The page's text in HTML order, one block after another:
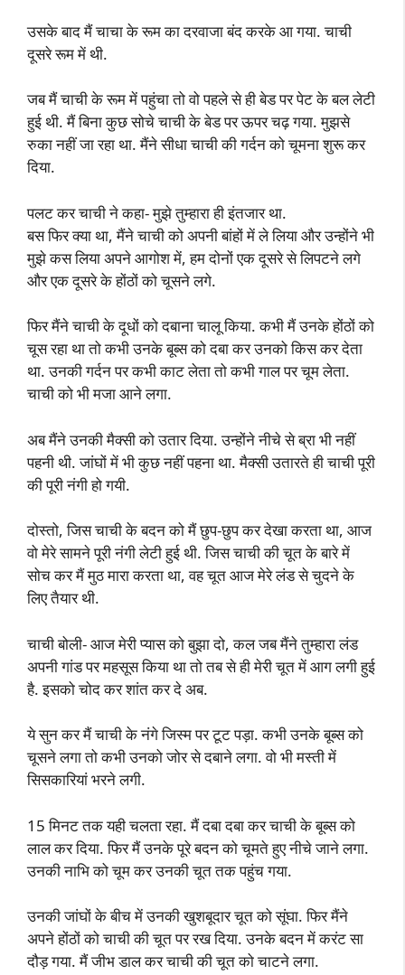
उसके बाद मैं चाचा के रूम का दरवाजा बंद करके आ गया. चाची
दूसरे रूम में थी.
जब मैं चाची के रूम में पहुंचा तो वो पहले से ही बेड पर पेट के बल लेटी
हुई थी. मैं बिना कुछ सोचे चाची के बेड पर ऊपर चढ़ गया. मुझसे
रुका नहीं जा रहा था. मैंने सीधा चाची की गर्दन को चूमना शुरू कर
दिया.
पलट कर चाची ने कहा- मुझे तुम्हारा ही इंतजार था.
बस फिर क्या था, मैंने चाची को अपनी बांहों में ले लिया और उन्होंने भी
मुझे कस लिया अपने आगोश में, हम दोनों एक दूसरे से लिपटने लगे
और एक दूसरे के होंठों को चूसने लगे.
फिर मैंने चाची के दूधों को दबाना चालू किया. कभी मैं उनके होंठों को
चूस रहा था तो कभी उनके बूब्स को दबा कर उनको किस कर देता
था. उनकी गर्दन पर कभी काट लेता तो कभी गाल पर चूम लेता.
चाची को भी मजा आने लगा.
अब मैंने उनकी मैक्सी को उतार दिया. उन्होंने नीचे से ब्रा भी नहीं
पहनी थी. जांघों में भी कुछ नहीं पहना था. मैक्सी उतारते ही चाची पूरी
की पूरी नंगी हो गयी.
दोस्तो, जिस चाची के बदन को मैं छुप-छुप कर देखा करता था, आज
वो मेरे सामने पूरी नंगी लेटी हुई थी. जिस चाची की चूत के बारे में
सोच कर मैं मुठ मारा करता था, वह चूत आज मेरे लंड से चुदने के
लिए तैयार थी.
चाची बोली- आज मेरी प्यास को बुझा दो, कल जब मैंने तुम्हारा लंड
अपनी गांड पर महसूस किया था तो तब से ही मेरी चूत में आग लगी हुई
है. इसको चोद कर शांत कर दे अब.
ये सुन कर मैं चाची के नंगे जिस्म पर टूट पड़ा. कभी उनके बूब्स को
चूसने लगा तो कभी उनको जोर से दबाने लगा. वो भी मस्ती में
सिसकारियां भरने लगी.
15 मिनट तक यही चलता रहा. मैं दबा दबा कर चाची के बूब्स को
लाल कर दिया. फिर मैं उनके पूरे बदन को चूमते हुए नीचे जाने लगा.
उनकी नाभि को चूम कर उनकी चूत तक पहुंच गया.
उनकी जांघों के बीच में उनकी खुशबूदार चूत को सूंघा. फिर मैंने
अपने होंठों को चाची की चूत पर रख दिया. उनके बदन में करंट सा
दौड़ गया. मैं जीभ डाल कर चाची की चूत को चाटने लगा.